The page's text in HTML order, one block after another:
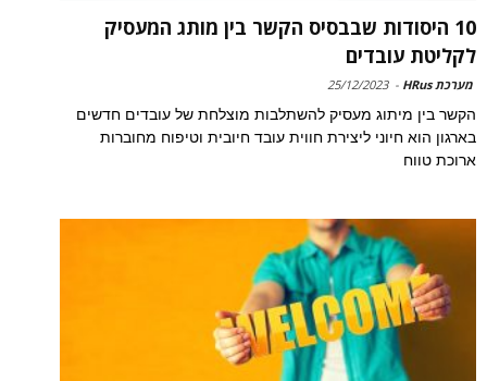
10 היסודות שבבסיס הקשר בין מותג המעסיק
לקליטת עובדים
מערכת HRus -
25/12/2023
הקשר בין מיתוג מעסיק להשתלבות מוצלחת של עובדים חדשים
בארגון הוא חיוני ליצירת חווית עובד חיובית וטיפוח מחוברות
ארוכת טווח